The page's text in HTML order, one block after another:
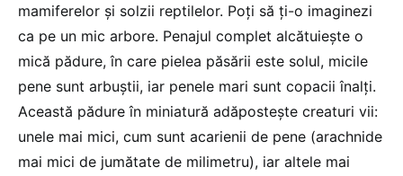
mamiferelor și solzii reptilelor. Poți să ți-o imaginezi
ca pe un mic arbore. Penajul complet alcătuiește o
mică pădure, în care pielea păsării este solul, micile
pene sunt arbuștii, iar penele mari sunt copacii înalți.
Această pădure în miniatură adăpostește creaturi vii:
unele mai mici, cum sunt acarienii de pene (arachnide
mai mici de jumătate de milimetru), iar altele mai